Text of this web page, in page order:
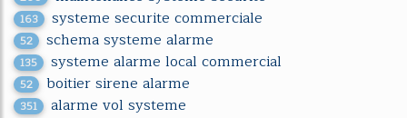
163 systeme securite commerciale
52 schema systeme alarme
135 systeme alarme local commercial
52 boitier sirene alarme
351 alarme vol systeme